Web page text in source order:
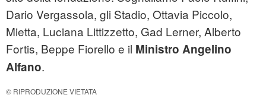
Dario Vergassola, gli Stadio, Ottavia Piccolo,
Mietta, Luciana Littizzetto, Gad Lerner, Alberto
Fortis, Beppe Fiorello e il Ministro Angelino
Alfano.
© RIPRODUZIONE VIETATA